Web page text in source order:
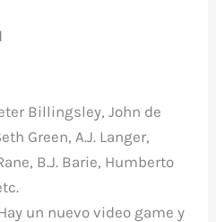
Billingsley, John de
Green, A.J. Langer,
B.J. Barie, Humberto
un nuevo video game y